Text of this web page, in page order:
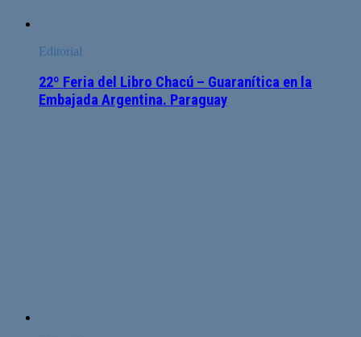
Editorial
22º Feria del Libro Chacú – Guaranítica en la
Embajada Argentina. Paraguay